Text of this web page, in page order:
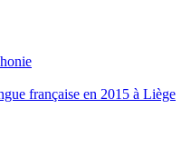
française en 2015 à Liège